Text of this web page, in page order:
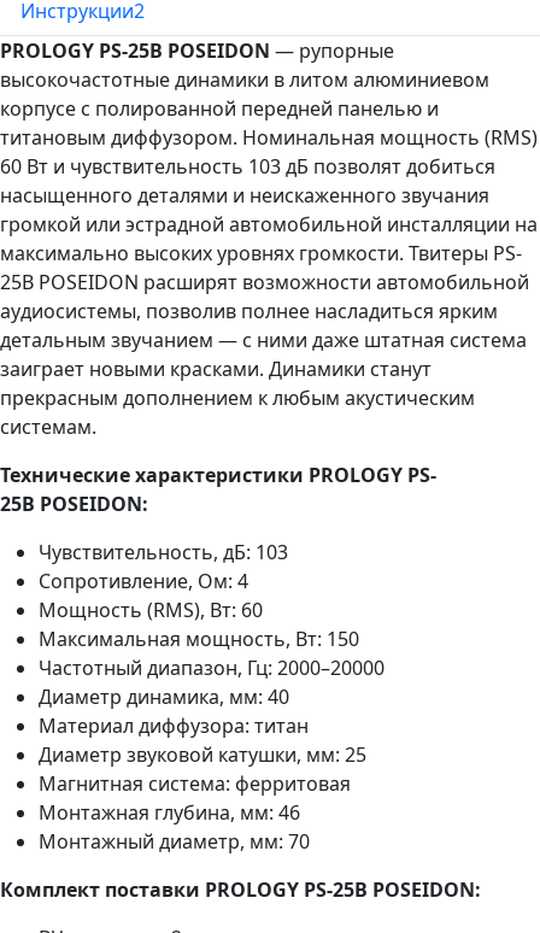
Инструкции2
PROLOGY PS-25B POSEIDON — рупорные
высокочастотные динамики в литом алюминиевом
корпусе с полированной передней панелью и
титановым диффузором. Номинальная мощность (RMS)
60 Вт и чувствительность 103 дБ позволят добиться
насыщенного деталями и неискаженного звучания
громкой или эстрадной автомобильной инсталляции на
максимально высоких уровнях громкости. Твитеры PS-
25B POSEIDON расширят возможности автомобильной
аудиосистемы, позволив полнее насладиться ярким
детальным звучанием — с ними даже штатная система
заиграет новыми красками. Динамики станут
прекрасным дополнением к любым акустическим
системам.
Технические характеристики PROLOGY PS-
25B POSEIDON:
Чувствительность, дБ: 103
Сопротивление, Ом: 4
Мощность (RMS), Вт: 60
Максимальная мощность, Вт: 150
Частотный диапазон, Гц: 2000–20000
Диаметр динамика, мм: 40
Материал диффузора: титан
Диаметр звуковой катушки, мм: 25
Магнитная система: ферритовая
Монтажная глубина, мм: 46
Монтажный диаметр, мм: 70
Комплект поставки PROLOGY PS-25B POSEIDON: